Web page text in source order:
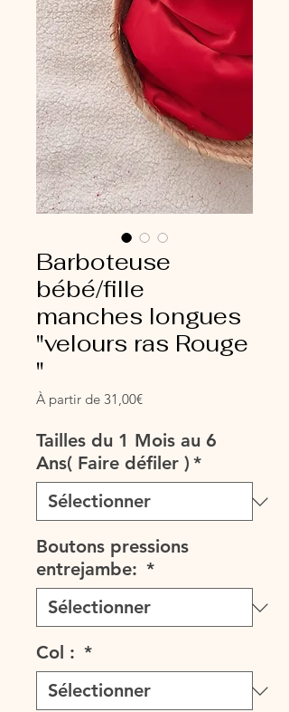
Barboteuse
bébé/fille
manches longues
"velours ras Rouge
"
À partir de 31,00€Prix
Tailles du 1 Mois au 6
Ans( Faire défiler ) *
Boutons pressions
entrejambe: *
Col : *